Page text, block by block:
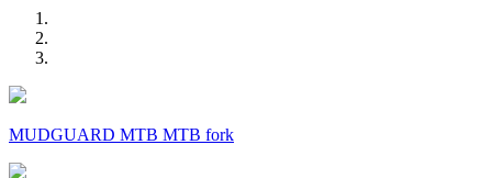
MUDGUARD MTB MTB fork